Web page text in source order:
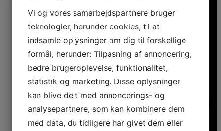
Vi og vores samarbejdspartnere bruger
teknologier, herunder cookies, til at
indsamle oplysninger om dig til forskellige
formål, herunder: Tilpasning af annoncering,
bedre brugeroplevelse, funktionalitet,
statistik og marketing. Disse oplysninger
kan blive delt med annoncerings- og
analysepartnere, som kan kombinere dem
med data, du tidligere har givet dem eller